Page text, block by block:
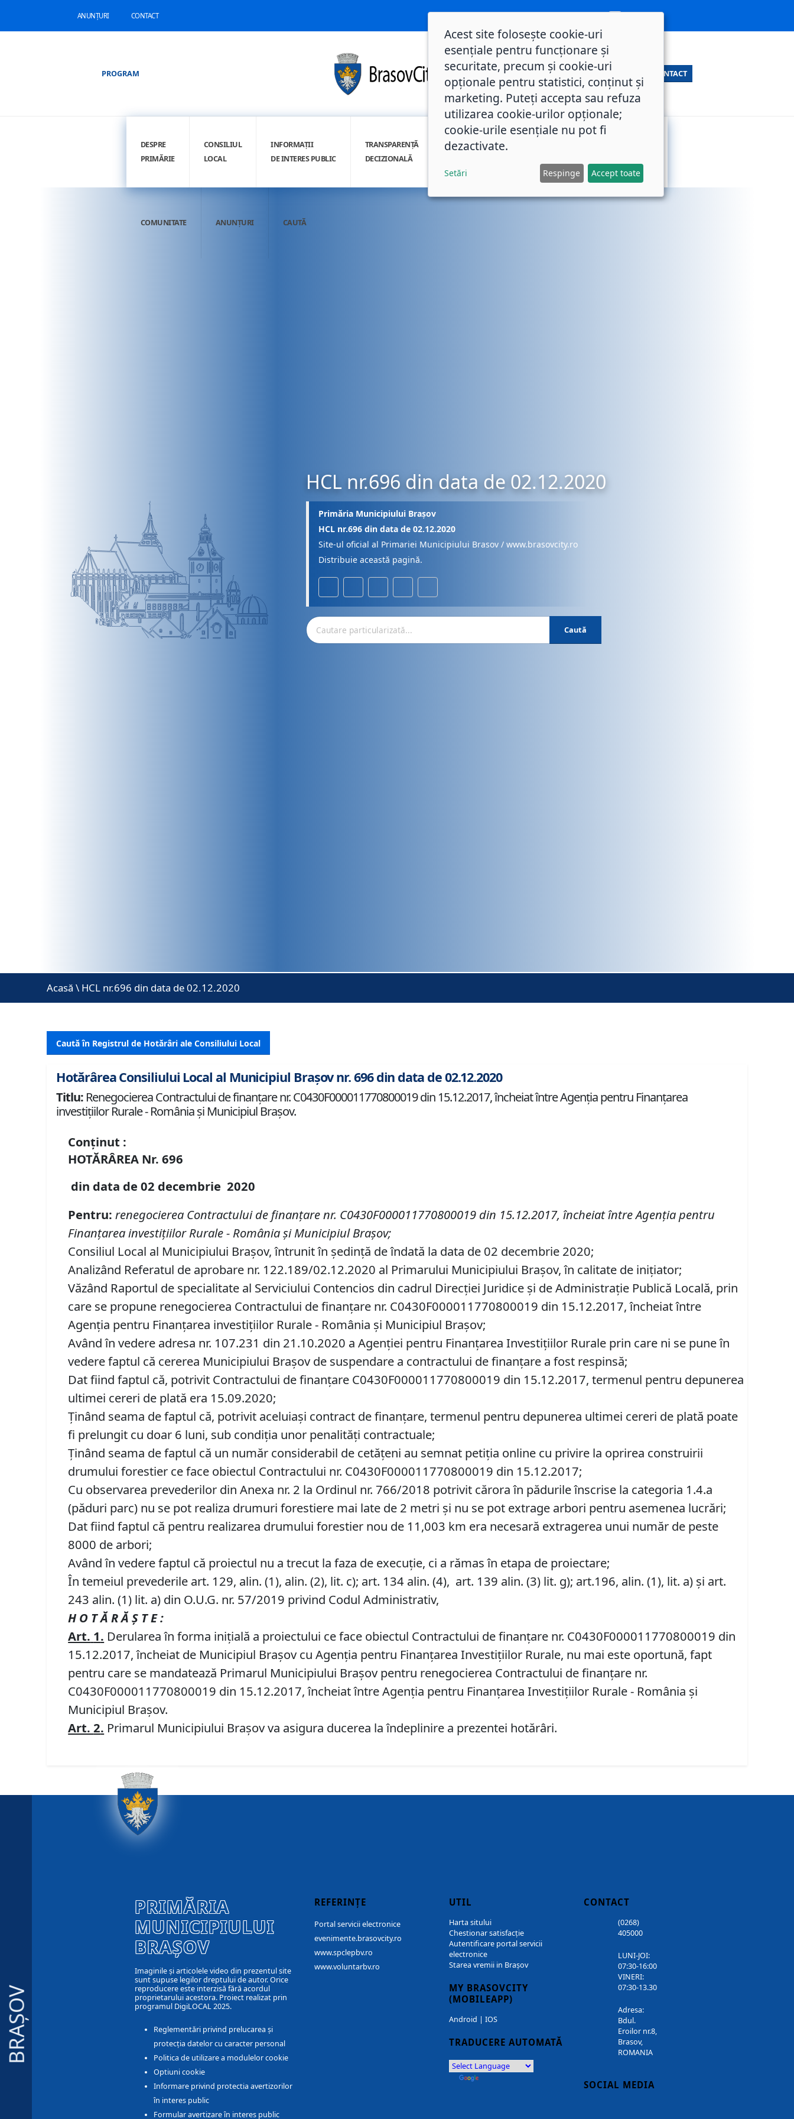
ANUNȚURI CONTACT
PROGRAM CONTACT
DESPRE
PRIMĂRIE
CONSILIUL
LOCAL
INFORMAȚII
DE INTERES PUBLIC
TRANSPARENȚĂ
DECIZIONALĂ
INTEGRITATE
COMUNITATE ANUNȚURI CAUTĂ
HCL nr.696 din data de 02.12.2020
Primăria Municipiului Brașov
HCL nr.696 din data de 02.12.2020
Site-ul oficial al Primariei Municipiului Brasov / www.brasovcity.ro
Distribuie această pagină.
Caută
Acasă \ HCL nr.696 din data de 02.12.2020
Caută în Registrul de Hotărâri ale Consiliului Local
Hotărârea Consiliului Local al Municipiul Brașov nr. 696 din data de 02.12.2020
Titlu: Renegocierea Contractului de finanțare nr. C0430F000011770800019 din 15.12.2017, încheiat între Agenția pentru Finanțarea
investițiilor Rurale - România și Municipiul Brașov.
Conținut :
HOTĂRÂREA Nr. 696
din data de02 decembrie 2020
Pentru: renegocierea Contractului de finanțare nr. C0430F000011770800019 din 15.12.2017, încheiat între Agenția pentru
Finanțarea investițiilor Rurale- România și Municipiul Brașov;
Consiliul Local al Municipiului Brașov, întrunit în ședință de îndată la data de 02 decembrie 2020;
Analizând Referatul de aprobare nr. 122.189/02.12.2020 al Primarului Municipiului Brașov, în calitate de iniţiator;
Văzând Raportul de specialitate al Serviciului Contencios din cadrul Direcţiei Juridice şi de Administraţie Publică Locală, prin
care se propune renegocierea Contractului de finanțare nr. C0430F000011770800019 din 15.12.2017, încheiat între
Agenția pentru Finanțarea investițiilor Rurale - România și Municipiul Brașov;
Având în vedere adresa nr. 107.231 din 21.10.2020 a Agenției pentru Finanțarea Investițiilor Rurale prin care ni se pune în
vedere faptul că cererea Municipiului Brașov de suspendare a contractului de finanțare a fost respinsă;
Dat fiind faptul că, potrivit Contractului de finanțare C0430F000011770800019 din 15.12.2017, termenul pentru depunerea
ultimei cereri de plată era 15.09.2020;
Ținând seama de faptul că, potrivit aceluiași contract de finanțare, termenul pentru depunerea ultimei cereri de plată poate
fi prelungit cu doar 6 luni, sub condiția unor penalități contractuale;
Ținând seama de faptul că un număr considerabil de cetățeni au semnat petiția online cu privire la oprirea construirii
drumului forestier ce face obiectul Contractului nr. C0430F000011770800019 din 15.12.2017;
Cu observarea prevederilor din Anexa nr. 2 la Ordinul nr. 766/2018 potrivit cărora în pădurile înscrise la categoria 1.4.a
(păduri parc) nu se pot realiza drumuri forestiere mai late de 2 metri și nu se pot extrage arbori pentru asemenea lucrări;
Dat fiind faptul că pentru realizarea drumului forestier nou de 11,003 km era necesară extragerea unui număr de peste
8000 de arbori;
Având în vedere faptul că proiectul nu a trecut la faza de execuție, ci a rămas în etapa de proiectare;
În temeiul prevederile art. 129, alin. (1), alin. (2), lit. c); art. 134 alin. (4), art. 139 alin. (3) lit. g); art.196, alin. (1), lit. a) și art.
243 alin. (1) lit. a) din O.U.G. nr. 57/2019 privind Codul Administrativ,
H O T Ă R Ă Ş T E :
Art. 1. Derularea în forma inițială a proiectului ce face obiectul Contractului de finanțare nr. C0430F000011770800019 din
15.12.2017, încheiat de Municipiul Brașov cu Agenția pentru Finanțarea Investițiilor Rurale, nu mai este oportună, fapt
pentru care se mandatează Primarul Municipiului Brașov pentru renegocierea Contractului de finanțare nr.
C0430F000011770800019 din 15.12.2017, încheiat între Agenția pentru Finanțarea Investițiilor Rurale - România și
Municipiul Brașov.
Art.2. Primarul Municipiului Brașov va asigura ducerea la îndeplinire a prezentei hotărâri.
BRAȘOV
PRIMĂRIA
MUNICIPIULUI
BRAȘOV
Imaginile și articolele video din prezentul site
sunt supuse legilor dreptului de autor. Orice
reproducere este interzisă fără acordul
proprietarului acestora. Proiect realizat prin
programul DigiLOCAL 2025.
Reglementări privind prelucarea și
protecția datelor cu caracter personal
Politica de utilizare a modulelor cookie
Optiuni cookie
Informare privind protectia avertizorilor
în interes public
Formular avertizare în interes public
REFERINȚE
Portal servicii electronice
evenimente.brasovcity.ro
www.spclepbv.ro
www.voluntarbv.ro
UTIL
Harta sitului
Chestionar satisfacție
Autentificare portal servicii
electronice
Starea vremii in Brașov
MY BRASOVCITY
(MOBILEAPP)
Android | IOS
TRADUCERE AUTOMATĂ
CONTACT
(0268)
405000
LUNI-JOI:
07:30-16:00
VINERI:
07:30-13.30
Adresa:
Bdul.
Eroilor nr.8,
Brasov,
ROMANIA
SOCIAL MEDIA
Acest site folosește cookie-uri
esențiale pentru funcționare și
securitate, precum și cookie-uri
opționale pentru statistici, conținut și
marketing. Puteți accepta sau refuza
utilizarea cookie-urilor opționale;
cookie-urile esențiale nu pot fi
dezactivate.
Setări Respinge Accept toate